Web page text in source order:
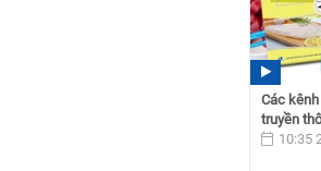
Các
truyền
10:35